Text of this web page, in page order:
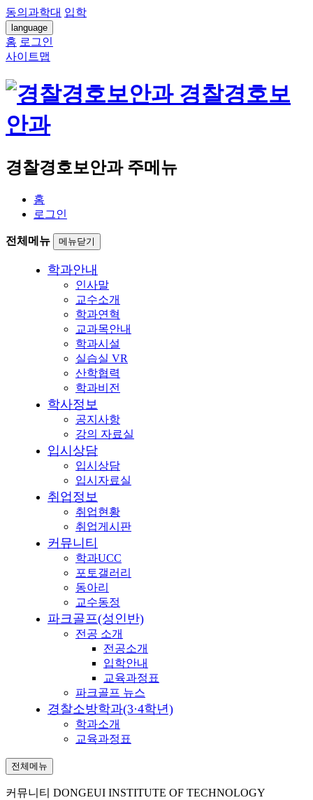
동의과학대 입학
language
홈 로그인
사이트맵
경찰경호보
안과
경찰경호보안과 주메뉴
홈
로그인
전체메뉴 메뉴닫기
학과안내
인사말
교수소개
학과연혁
교과목안내
학과시설
실습실 VR
산학협력
학과비전
학사정보
공지사항
강의 자료실
입시상담
입시상담
입시자료실
취업정보
취업현황
취업게시판
커뮤니티
학과UCC
포토갤러리
동아리
교수동정
파크골프(성인반)
전공 소개
전공소개
입학안내
교육과정표
파크골프 뉴스
경찰소방학과(3·4학년)
학과소개
교육과정표
전체메뉴
커뮤니티 DONGEUI INSTITUTE OF TECHNOLOGY